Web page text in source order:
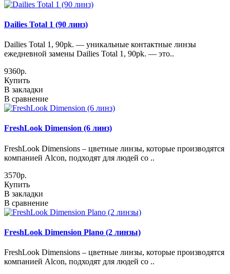
Dailies Total 1 (90 линз)
Dailies Total 1, 90pk. — уникальные контактные линзы
ежедневной замены Dailies Total 1, 90pk. — это..
9360р.
Купить
В закладки
В сравнение
FreshLook Dimension (6 линз)
FreshLook Dimensions – цветные линзы, которые производятся
компанией Alcon, подходят для людей со ..
3570р.
Купить
В закладки
В сравнение
FreshLook Dimension Plano (2 линзы)
FreshLook Dimensions – цветные линзы, которые производятся
компанией Alcon, подходят для людей со ..